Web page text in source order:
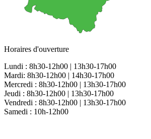
Horaires d'ouverture
Lundi : 8h30-12h00 | 13h30-17h00
Mardi: 8h30-12h00 | 14h30-17h00
Mercredi : 8h30-12h00 | 13h30-17h00
Jeudi : 8h30-12h00 | 13h30-17h00
Vendredi : 8h30-12h00 | 13h30-17h00
Samedi : 10h-12h00